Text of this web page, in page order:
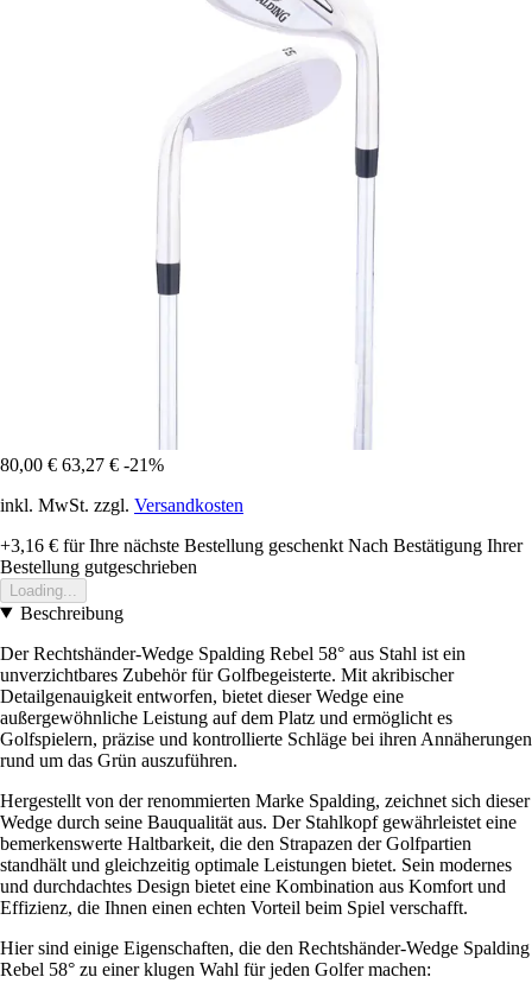
80,00 € 63,27 € -21%
inkl. MwSt. zzgl. Versandkosten
+3,16 € für Ihre nächste Bestellung geschenkt Nach Bestätigung Ihrer
Bestellung gutgeschrieben
Loading...
Beschreibung
Der Rechtshänder-Wedge Spalding Rebel 58° aus Stahl ist ein
unverzichtbares Zubehör für Golfbegeisterte. Mit akribischer
Detailgenauigkeit entworfen, bietet dieser Wedge eine
außergewöhnliche Leistung auf dem Platz und ermöglicht es
Golfspielern, präzise und kontrollierte Schläge bei ihren Annäherungen
rund um das Grün auszuführen.
Hergestellt von der renommierten Marke Spalding, zeichnet sich dieser
Wedge durch seine Bauqualität aus. Der Stahlkopf gewährleistet eine
bemerkenswerte Haltbarkeit, die den Strapazen der Golfpartien
standhält und gleichzeitig optimale Leistungen bietet. Sein modernes
und durchdachtes Design bietet eine Kombination aus Komfort und
Effizienz, die Ihnen einen echten Vorteil beim Spiel verschafft.
Hier sind einige Eigenschaften, die den Rechtshänder-Wedge Spalding
Rebel 58° zu einer klugen Wahl für jeden Golfer machen: